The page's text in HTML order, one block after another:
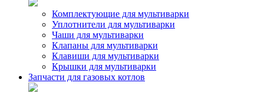
Комплектующие для мультиварки
Уплотнители для мультиварки
Чаши для мультиварки
Клапаны для мультиварки
Клавиши для мультиварки
Крышки для мультиварки
Запчасти для газовых котлов